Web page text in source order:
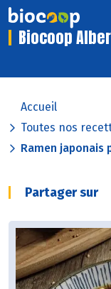
Biocoop
Accueil
Toutes nos
Ramen japonais
Partager sur